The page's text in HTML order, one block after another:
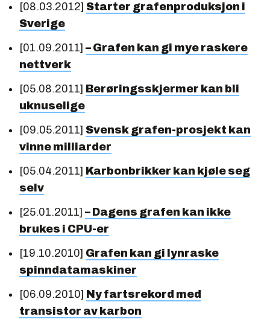
[08.03.2012] Starter grafenproduksjon i
Sverige
[01.09.2011] – Grafen kan gi mye raskere
nettverk
[05.08.2011] Berøringsskjermer kan bli
uknuselige
[09.05.2011] Svensk grafen-prosjekt kan
vinne milliarder
[05.04.2011] Karbonbrikker kan kjøle seg
selv
[25.01.2011] – Dagens grafen kan ikke
brukes i CPU-er
[19.10.2010] Grafen kan gi lynraske
spinndatamaskiner
[06.09.2010] Ny fartsrekord med
transistor av karbon